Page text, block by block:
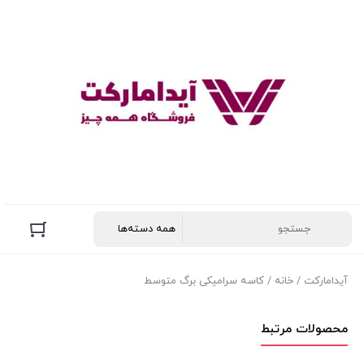
آیدامارکت / خانه / کاسه سرامیکی برگ متوسط
محصولات مرتبط